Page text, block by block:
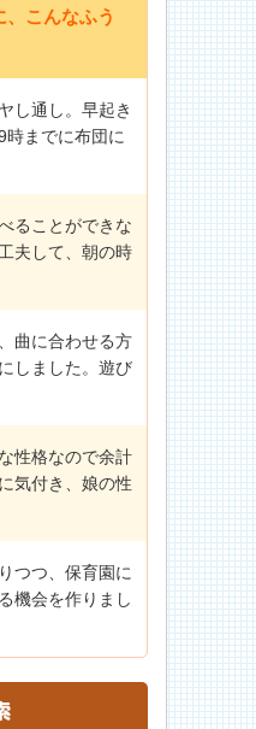
こんなふう
し通し。早起き
時までに布団に
ることができな
夫して、朝の時
曲に合わせる方
しました。遊び
性格なので余計
気付き、娘の性
つつ、保育園に
機会を作りまし